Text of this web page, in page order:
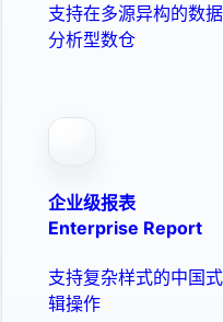
支持在多源异构的数
分析型数仓
企业级报表
Enterprise Report
支持复杂样式的中国
辑操作